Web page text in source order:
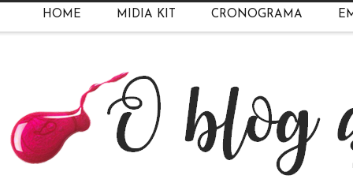
HOME MIDIA KIT CRONOGRAMA